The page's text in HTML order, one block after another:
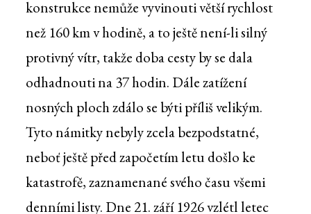
konstrukce nemůže vyvinouti větší rychlost
než 160 km v hodině, a to ještě není-li silný
protivný vítr, takže doba cesty by se dala
odhadnouti na 37 hodin. Dále zatížení
nosných ploch zdálo se býti příliš velikým.
Tyto námitky nebyly zcela bezpodstatné,
neboť ještě před započetím letu došlo ke
katastrofě, zaznamenané svého času všemi
denními listy. Dne 21. září 1926 vzlétl letec